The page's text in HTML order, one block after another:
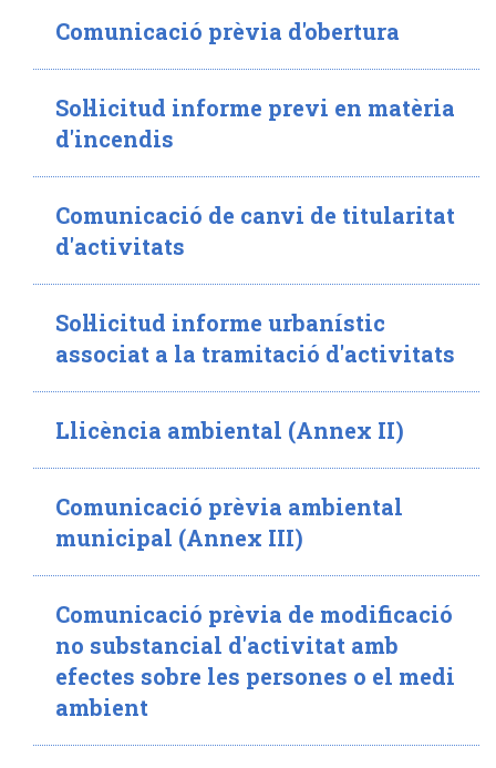
Comunicació prèvia d'obertura
Sol·licitud informe previ en matèria
d'incendis
Comunicació de canvi de titularitat
d'activitats
Sol·licitud informe urbanístic
associat a la tramitació d'activitats
Llicència ambiental (Annex II)
Comunicació prèvia ambiental
municipal (Annex III)
Comunicació prèvia de modificació
no substancial d'activitat amb
efectes sobre les persones o el medi
ambient